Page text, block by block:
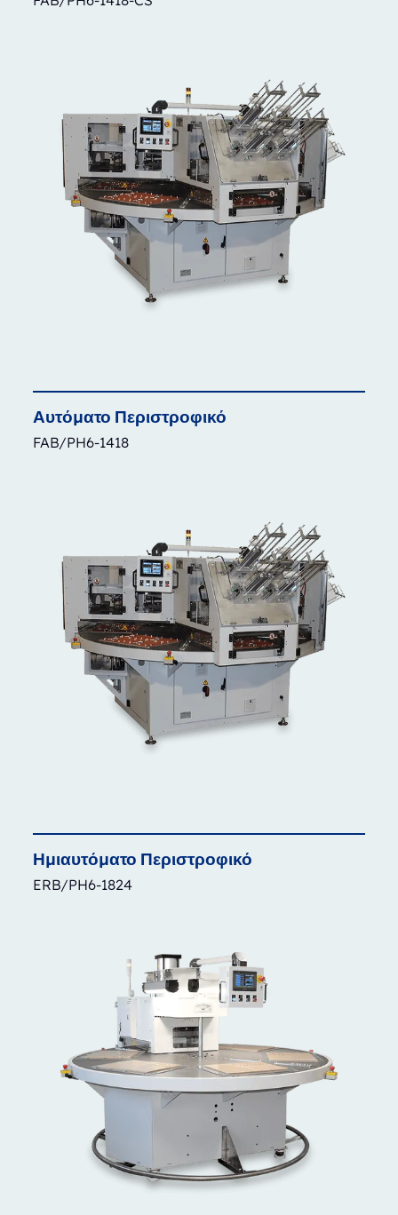
Αυτόματο Περιστροφικό
FAB/PH6-1418
Ημιαυτόματο Περιστροφικό
ERB/PH6-1824